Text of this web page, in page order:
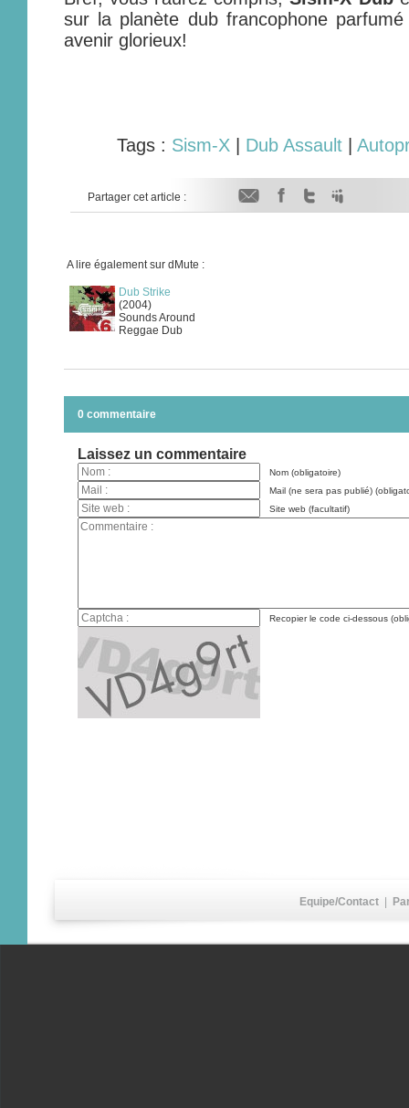
sur la planète dub francophone
avenir glorieux!
Tags : Sism-X| Dub Assault|
Partager cet article :
A lire également sur dMute :
Dub Strike
(2004)
Sounds Around
Reggae Dub
0 commentaire
Laissez un commentaire
Nom (obligatoire)
Mail (ne sera pas publié)
Site web (facultatif)
Recopier le code ci-dessous
Equipe/Contact